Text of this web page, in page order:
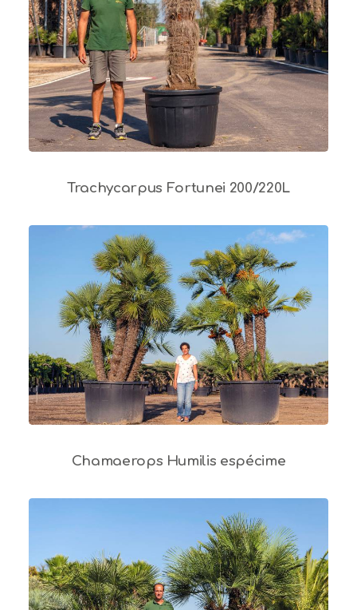
Trachycarpus Fortunei 200/220L
Chamaerops Humilis espécime